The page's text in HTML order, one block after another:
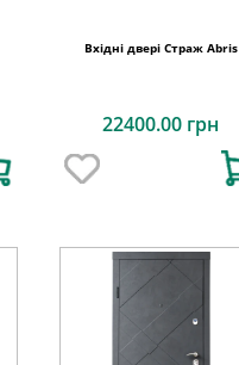
Вхідні двері Страж Abris
22400.00 грн